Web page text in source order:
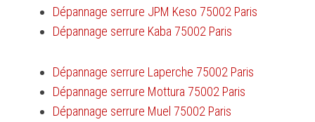
Dépannage serrure JPM Keso 75002 Paris
Dépannage serrure Kaba 75002 Paris
Dépannage serrure Laperche 75002 Paris
Dépannage serrure Mottura 75002 Paris
Dépannage serrure Muel 75002 Paris